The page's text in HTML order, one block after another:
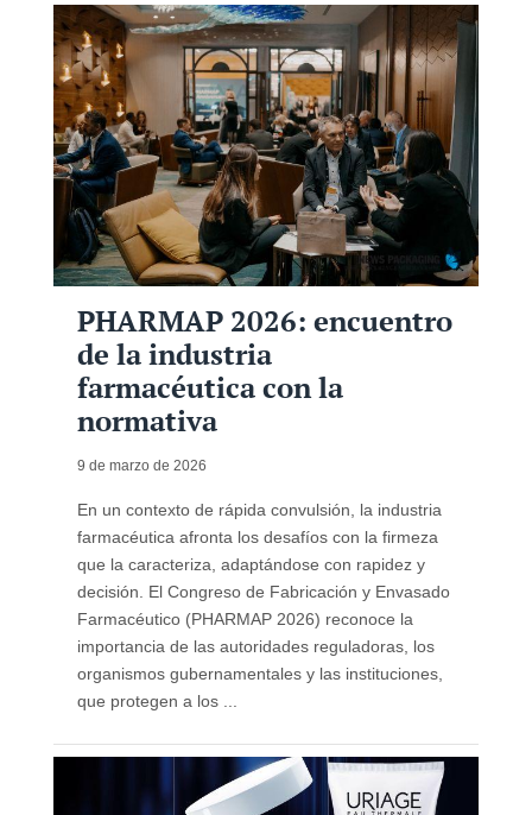
PHARMAP 2026: encuentro
de la industria
farmacéutica con la
normativa
9 de marzo de 2026
En un contexto de rápida convulsión, la industria
farmacéutica afronta los desafíos con la firmeza
que la caracteriza, adaptándose con rapidez y
decisión. El Congreso de Fabricación y Envasado
Farmacéutico (PHARMAP 2026) reconoce la
importancia de las autoridades reguladoras, los
organismos gubernamentales y las instituciones,
que protegen a los ...